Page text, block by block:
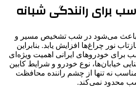
برای رانندگی شبانه
باعث می‌شود در شب تشخیص مسیر و
نور چراغ‌ها افزایش یابد. بنابراین
برای خودروهای ایرانی اهمیت ویژه‌ای
خیابان‌ها، نوع خودرو و شرایط کابین
نه تنها از چشم راننده محافظت
شب محدود نمی‌کند.